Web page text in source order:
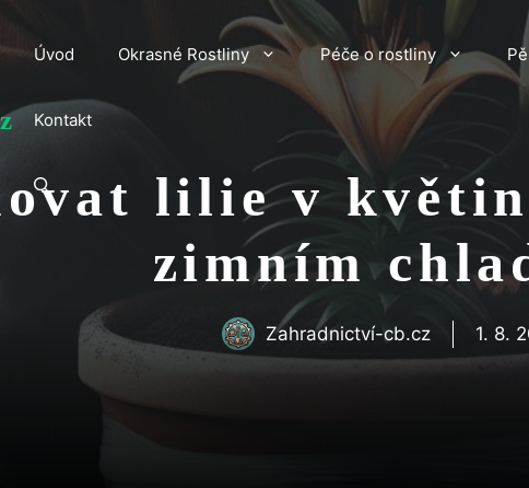
Úvod Okrasné Rostliny Péče o rostliny
Kontakt
lilie v
zimním
Zahradnictví-cb.cz 1. 8.